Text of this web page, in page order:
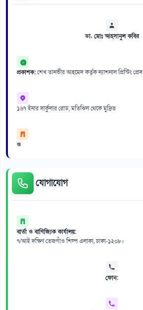
ডা. মোঃ আহসানুল কবির
প্রকাশক:শেখ তানভীর আহমেদ কর্তৃক ন্যাশনাল প্রিন্টিং প্রেস
১৬৭ ইনার সার্কুলার রোড, মতিঝিল থেকে মুদ্রিত
ও
যোগাযোগ
বার্তা ও বাণিজ্যিক কার্যালয়:
৭/আই দক্ষিণ তেজগাঁও শিল্প এলাকা, ঢাকা-১২০৮।
ফোন: